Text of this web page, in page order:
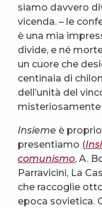
siamo davvero
vicenda. – le
è una mia
divide, e né
un cuore che
centinaia di
dell’unità del
misteriosamente
Insieme è
presentiamo (
comunismo, A.
Parravicini, La
che raccoglie
epoca sovietica.